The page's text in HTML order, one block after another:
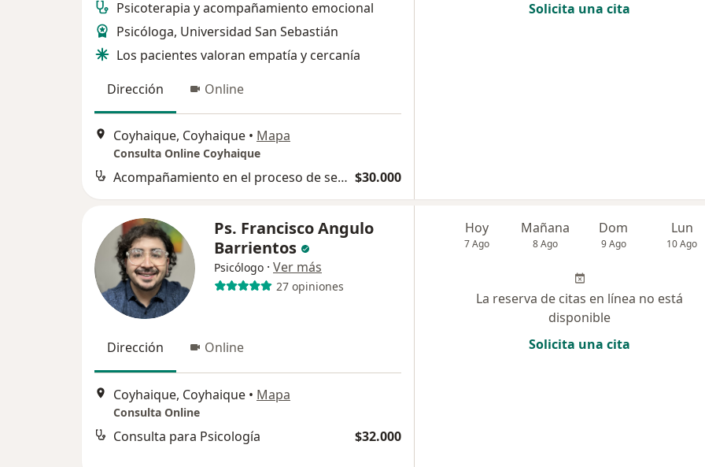
Psicoterapia y acompañamiento emocional
Psicóloga, Universidad San Sebastián
Los pacientes valoran empatía y cercanía
Dirección
Online
Coyhaique, Coyhaique • Mapa
Consulta Online Coyhaique
Acompañamiento en el proceso de separación $30.000
Solicita una cita
Ps. Francisco Angulo
Barrientos
Psicólogo · Ver más
27 opiniones
Dirección Online
Coyhaique, Coyhaique • Mapa
Consulta Online
Consulta para Psicología $32.000
Hoy
7 Ago
Mañana
8 Ago
Dom
9 Ago
Lun
10 Ago
La reserva de citas en línea no está
disponible
Solicita una cita